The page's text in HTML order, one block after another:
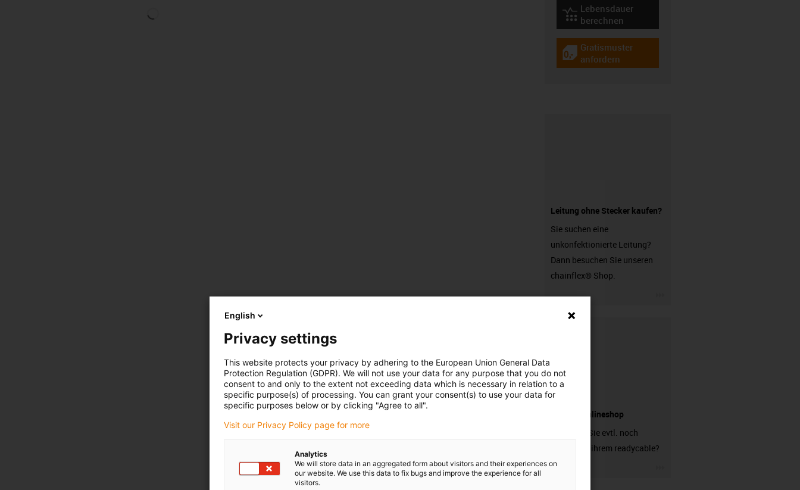
igus-icon-lebensdauerrechner
Lebensdauer
berechnen
igus-icon-gratismuster
Gratismuster
anfordern
Leitung ohne Stecker kaufen?
Sie suchen eine
unkonfektionierte Leitung?
Dann besuchen Sie unseren
chainflex® Shop.
Stecker Onlineshop
Brauchen Sie evtl. noch
Stecker zu ihrem readycable?
English
Privacy settings
This website protects your privacy by adhering to the European Union General Data
Protection Regulation (GDPR). We will not use your data for any purpose that you do not
consent to and only to the extent not exceeding data which is necessary in relation to a
specific purpose(s) of processing. You can grant your consent(s) to use your data for
specific purposes below or by clicking "Agree to all".
Visit our Privacy Policy page for more
Analytics
We will store data in an aggregated form about visitors and their experiences on
our website. We use this data to fix bugs and improve the experience for all
visitors.